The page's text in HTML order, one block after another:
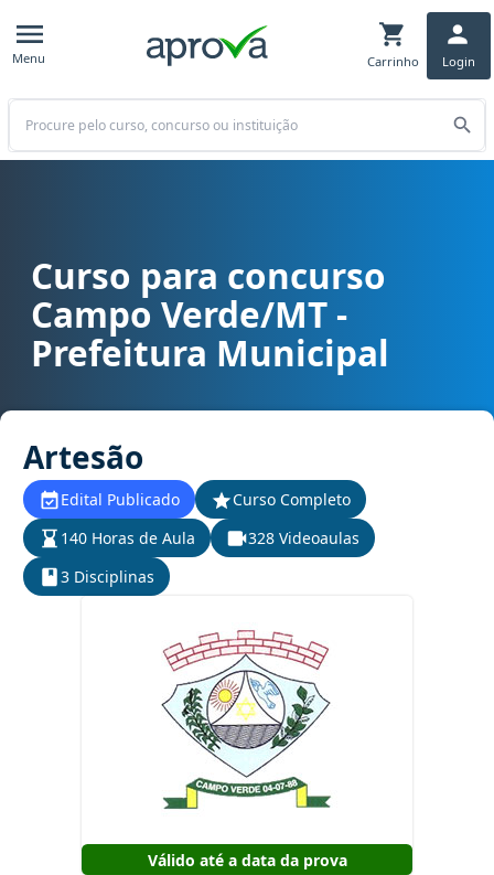
Menu Carrinho Login
Buscar
Curso para concurso Campo Verde/MT - Prefeitura Municipal
Curso para concurso
Campo Verde/MT -
Prefeitura Municipal
Artesão
Edital Publicado
Curso Completo
140 Horas de Aula
328 Videoaulas
3 Disciplinas
Válido até a data da prova